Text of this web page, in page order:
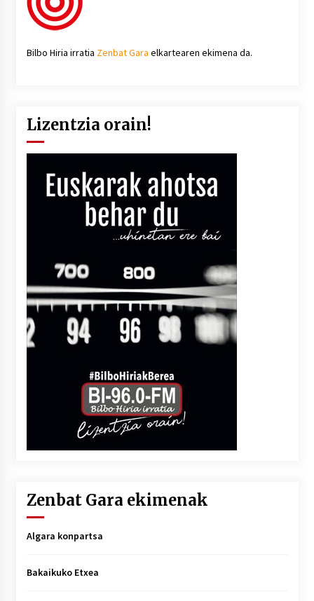
Bilbo Hiria irratia Zenbat Gara elkartearen ekimena da.
Lizentzia orain!
Zenbat Gara ekimenak
Algara konpartsa
Bakaikuko Etxea